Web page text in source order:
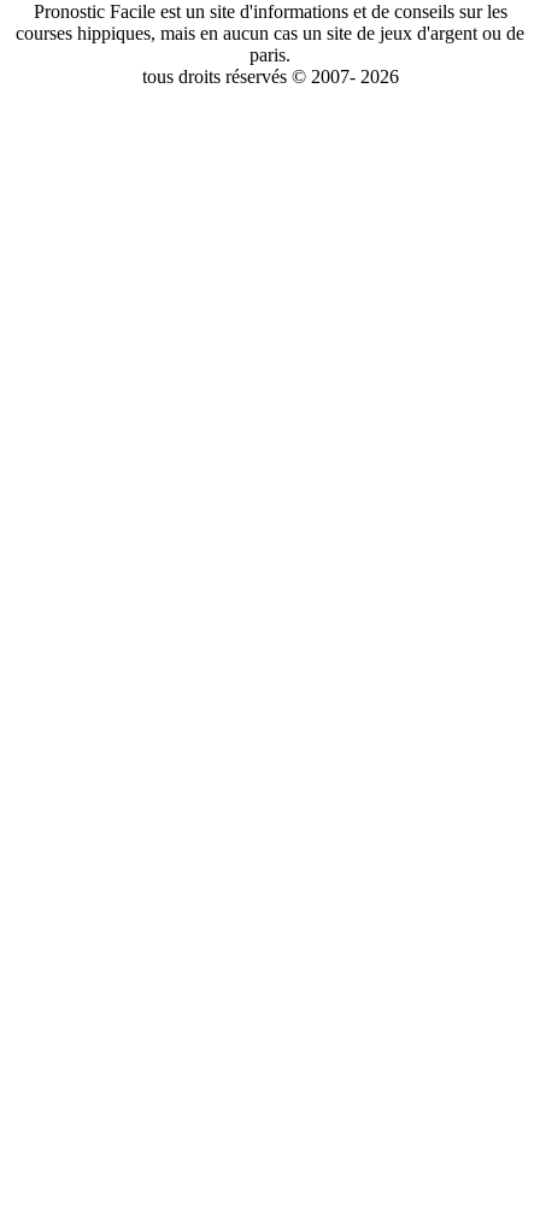
Pronostic Facile est un site d'informations et de conseils sur les
courses hippiques, mais en aucun cas un site de jeux d'argent ou de
paris.
tous droits réservés © 2007- 2026